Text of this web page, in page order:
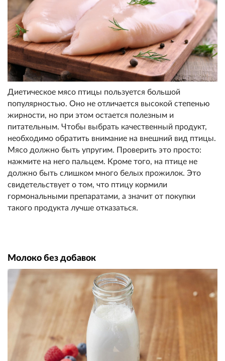
Диетическое мясо птицы пользуется большой
популярностью. Оно не отличается высокой степенью
жирности, но при этом остается полезным и
питательным. Чтобы выбрать качественный продукт,
необходимо обратить внимание на внешний вид птицы.
Мясо должно быть упругим. Проверить это просто:
нажмите на него пальцем. Кроме того, на птице не
должно быть слишком много белых прожилок. Это
свидетельствует о том, что птицу кормили
гормональными препаратами, а значит от покупки
такого продукта лучше отказаться.
Молоко без добавок